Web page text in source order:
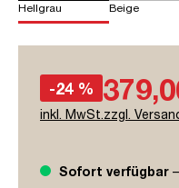
Hellgrau Beige
-24 %
inkl. MwSt.zzgl.
Sofort verfügbar